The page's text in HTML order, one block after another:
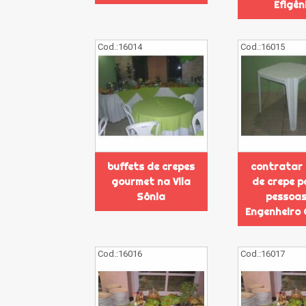
Cod.:16014
buffets de crepes
gourmet na Vila
Sônia
Cod.:16015
contratar
de crepe
Engenheiro
Cod.:16016 Cod.:16017